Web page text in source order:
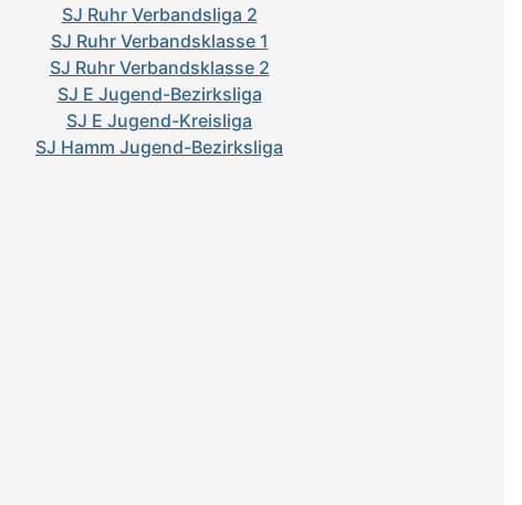
SJ Ruhr Verbandsliga 2
SJ Ruhr Verbandsklasse 1
SJ Ruhr Verbandsklasse 2
SJ E Jugend-Bezirksliga
SJ E Jugend-Kreisliga
SJ Hamm Jugend-Bezirksliga